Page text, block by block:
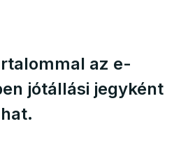
az e-
jótállási jegyként